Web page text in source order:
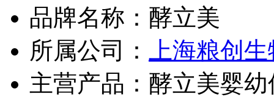
品牌名称： 酵立美
所属公司：
上海粮创
主营产品： 酵立美婴